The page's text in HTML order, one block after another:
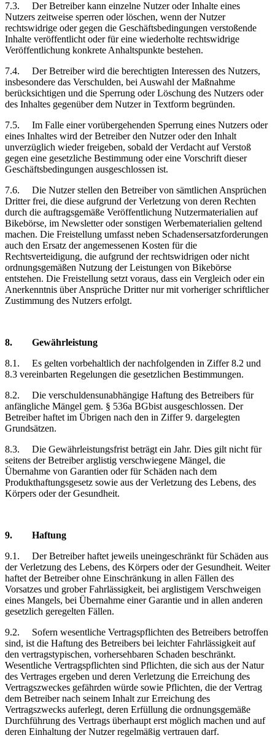
7.3.
Der Betreiber kann einzelne Nutzer oder Inhalte eines
Nutzers zeitweise sperren oder löschen, wenn der Nutzer
rechtswidrige oder gegen die Geschäftsbedingungen verstoßende
Inhalte veröffentlicht oder für eine wiederholte rechtswidrige
Veröffentlichung konkrete Anhaltspunkte bestehen.
7.4.
Der Betreiber wird die berechtigten Interessen des Nutzers,
insbesondere das Verschulden, bei Auswahl der Maßnahme
berücksichtigen und die Sperrung oder Löschung des Nutzers oder
des Inhaltes gegenüber dem Nutzer in Textform begründen.
7.5.
Im Falle einer vorübergehenden Sperrung eines Nutzers oder
eines Inhaltes wird der Betreiber den Nutzer oder den Inhalt
unverzüglich wieder freigeben, sobald der Verdacht auf Verstoß
gegen eine gesetzliche Bestimmung oder eine Vorschrift dieser
Geschäftsbedingungen ausgeschlossen ist.
7.6.
Die Nutzer stellen den Betreiber von sämtlichen Ansprüchen
Dritter frei, die diese aufgrund der Verletzung von deren Rechten
durch die auftragsgemäße Veröffentlichung Nutzermaterialien auf
Bikebörse, im Newsletter oder sonstigen Werbematerialien geltend
machen. Die Freistellung umfasst neben Schadensersatzforderungen
auch den Ersatz der angemessenen Kosten für die
Rechtsverteidigung, die aufgrund der rechtswidrigen oder nicht
ordnungsgemäßen Nutzung der Leistungen von Bikebörse
entstehen. Die Freistellung setzt voraus, dass ein Vergleich oder ein
Anerkenntnis über Ansprüche Dritter nur mit vorheriger schriftlicher
Zustimmung des Nutzers erfolgt.
8.
Gewährleistung
8.1.
Es gelten vorbehaltlich der nachfolgenden in Ziffer 8.2 und
8.3 vereinbarten Regelungen die gesetzlichen Bestimmungen.
8.2.
Die verschuldensunabhängige Haftung des Betreibers für
anfängliche Mängel gem. § 536a BGbist ausgeschlossen. Der
Betreiber haftet im Übrigen nach den in Ziffer 9. dargelegten
Grundsätzen.
8.3.
Die Gewährleistungsfrist beträgt ein Jahr. Dies gilt nicht für
seitens der Betreiber arglistig verschwiegene Mängel, die
Übernahme von Garantien oder für Schäden nach dem
Produkthaftungsgesetz sowie aus der Verletzung des Lebens, des
Körpers oder der Gesundheit.
9.
Haftung
9.1.
Der Betreiber haftet jeweils uneingeschränkt für Schäden aus
der Verletzung des Lebens, des Körpers oder der Gesundheit. Weiter
haftet der Betreiber ohne Einschränkung in allen Fällen des
Vorsatzes und grober Fahrlässigkeit, bei arglistigem Verschweigen
eines Mangels, bei Übernahme einer Garantie und in allen anderen
gesetzlich geregelten Fällen.
9.2.
Sofern wesentliche Vertragspflichten des Betreibers betroffen
sind, ist die Haftung des Betreibers bei leichter Fahrlässigkeit auf
den vertragstypischen, vorhersehbaren Schaden beschränkt.
Wesentliche Vertragspflichten sind Pflichten, die sich aus der Natur
des Vertrages ergeben und deren Verletzung die Erreichung des
Vertragszweckes gefährden würde sowie Pflichten, die der Vertrag
dem Betreiber nach seinem Inhalt zur Erreichung des
Vertragszwecks auferlegt, deren Erfüllung die ordnungsgemäße
Durchführung des Vertrags überhaupt erst möglich machen und auf
deren Einhaltung der Nutzer regelmäßig vertrauen darf.